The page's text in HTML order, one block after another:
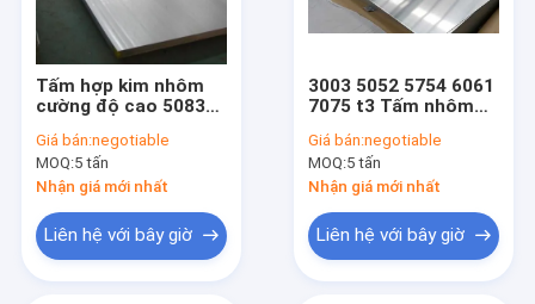
Tấm hợp kim nhôm
cường độ cao 5083
6mm cho thuyền
Giá bán:negotiable
MOQ:5 tấn
Nhận giá mới nhất
Liên hệ với bây giờ
3003 5052 5754 6061
7075 t3 Tấm nhôm
Quốc
Giá bán:negotiable
MOQ:5 tấn
Nhận giá mới nhất
Liên hệ với bây giờ